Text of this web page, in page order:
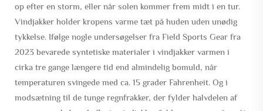
op efter en storm, eller når solen kommer frem midt i en tur.
Vindjakker holder kropens varme tæt på huden uden unødig
tykkelse. Ifølge nogle undersøgelser fra Field Sports Gear fra
2023 bevarede syntetiske materialer i vindjakker varmen i
cirka tre gange længere tid end almindelig bomuld, når
temperaturen svingede med ca. 15 grader Fahrenheit. Og i
modsætning til de tunge regnfrakker, der fylder halvdelen af